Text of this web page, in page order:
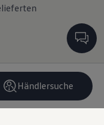
Händlersuche